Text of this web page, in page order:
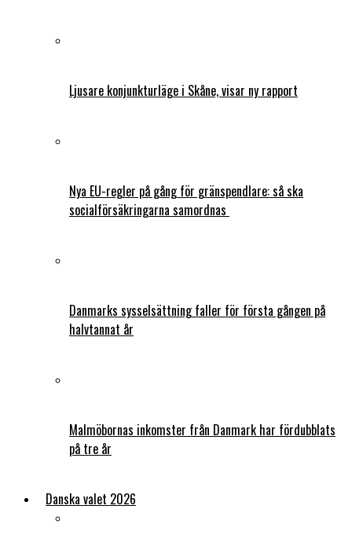
Ljusare konjunkturläge i Skåne, visar ny rapport
Nya EU-regler på gång för gränspendlare: så ska
socialförsäkringarna samordnas
Danmarks sysselsättning faller för första gången på
halvtannat år
Malmöbornas inkomster från Danmark har fördubblats
på tre år
Danska valet 2026